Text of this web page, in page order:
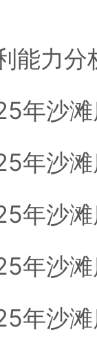
能力分
年沙
年沙
年沙
年沙
年沙